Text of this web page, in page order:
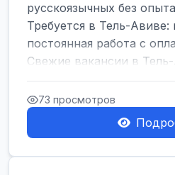
русскоязычных без
Требуется в Тель-Авиве:
постоянная работа с
Свежие вакансии в
и женщин от хозя...
73 просмотров